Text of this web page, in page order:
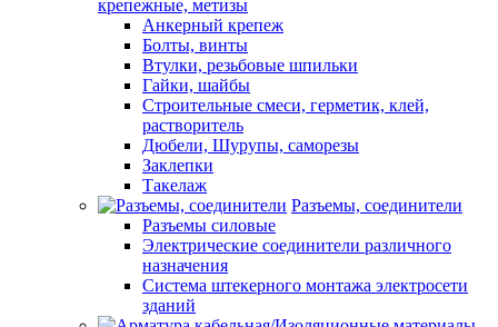
крепежные, метизы
Анкерный крепеж
Болты, винты
Втулки, резьбовые шпильки
Гайки, шайбы
Строительные смеси, герметик, клей,
растворитель
Дюбели, Шурупы, саморезы
Заклепки
Такелаж
Разъемы, соединители
Разъемы силовые
Электрические соединители различного
назначения
Система штекерного монтажа электросети
зданий